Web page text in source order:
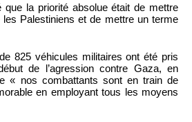
que la priorité absolue était de mettre
les Palestiniens et de mettre un terme
825 véhicules militaires ont été pris
de l’agression contre Gaza, en
« nos combattants sont en train de
en employant tous les moyens